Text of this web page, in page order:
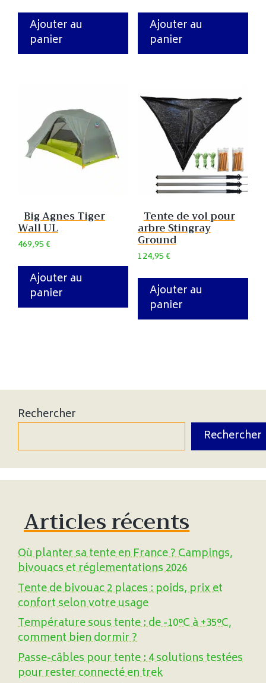
Ajouter au
panier
Ajouter au
panier
Big Agnes Tiger
Wall UL
469,95€
Ajouter au
panier
Tente de vol pour
arbre Stingray
Ground
124,95€
Ajouter au
panier
Rechercher
Rechercher
Articles récents
Où planter sa tente en France ? Campings,
bivouacs et réglementations 2026
Tente de bivouac 2 places : poids, prix et
confort selon votre usage
Température sous tente : de -10°C à +35°C,
comment bien dormir ?
Passe-câbles pour tente : 4 solutions testées
pour rester connecté en trek